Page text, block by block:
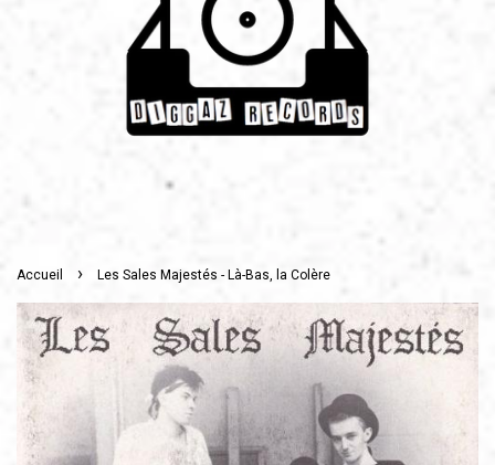
Accueil › Les Sales Majestés - Là-Bas, la Colère